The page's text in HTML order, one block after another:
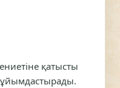
қатысты
ұйымдастырады.